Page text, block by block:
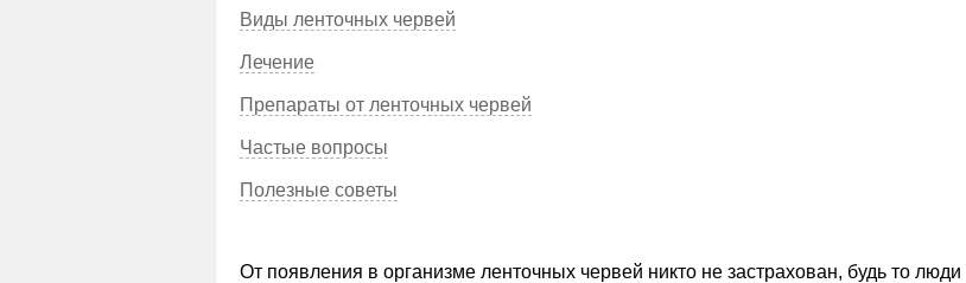
Виды ленточных червей
Лечение
Препараты от ленточных червей
Частые вопросы
Полезные советы
От появления в организме ленточных червей никто не застрахован, будь то люди